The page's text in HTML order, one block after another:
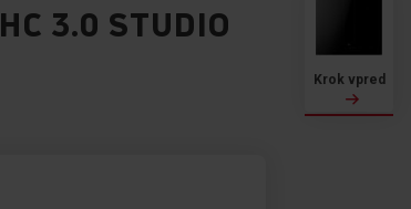
Krok vpred
3.0 STUDIO